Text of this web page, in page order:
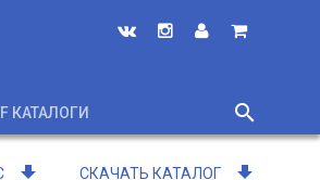
КАТАЛОГИ
search
close
СКАЧАТЬ КАТАЛОГ